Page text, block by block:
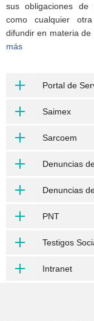
sus obligaciones de
como cualquier
difundir en materia de
más
Portal de
Saimex
Sarcoem
Denuncias
Denuncias
PNT
Testigos
Intranet